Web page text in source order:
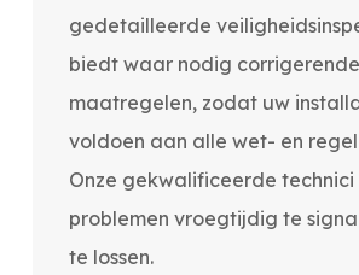
gedetailleerde
biedt waar nodig corrigerende
maatregelen, zodat uw
voldoen aan alle wet- en
Onze gekwalificeerde technici
problemen vroegtijdig te
te lossen.